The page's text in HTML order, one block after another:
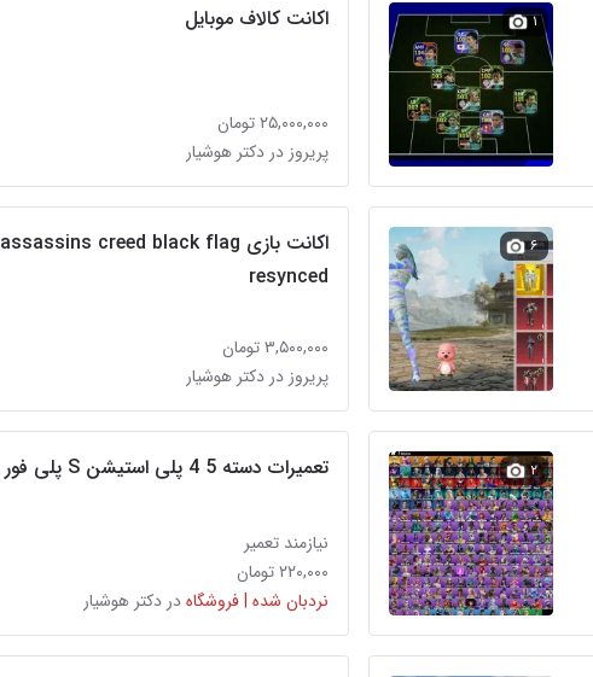
۱ اکانت کالاف موبایل
۲۵,۰۰۰,۰۰۰ تومان
پریروز در دکتر هوشیار
۶
اکانت بازی assassins creed black flag
resynced
۳,۵۰۰,۰۰۰ تومان
پریروز در دکتر هوشیار
۲ تعمیرات دسته 5 4 پلی استیشن S پلی فور فایو P
نیازمند تعمیر
۲۲۰,۰۰۰ تومان
نردبان شده | فروشگاهدر دکتر هوشیار